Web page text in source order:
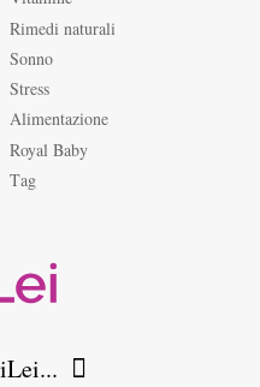
Rimedi naturali
Sonno
Stress
Alimentazione
Royal Baby
Tag